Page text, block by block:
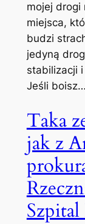
mojej drogi
miejsca,
budzi
jedyną
stabilizacji i
Jeśli boisz…
Taka
jak z